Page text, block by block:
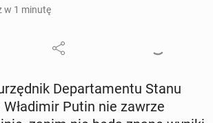
w 1 minutę
De­par­ta­men­tu Stanu
Wła­di­mir Putin nie zawrze